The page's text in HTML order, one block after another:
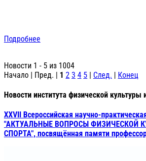
Подробнее
Новости 1 - 5 из 1004
Начало | Пред. | 1 2 3 4 5 | След. | Конец
Новости института физической культуры
XXVII Всероссийская научно-
"АКТУАЛЬНЫЕ ВОПРОСЫ ФИЗИЧЕСКОЙ
СПОРТА", посвящённая памяти